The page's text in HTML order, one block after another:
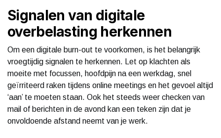
Signalen van digitale
overbelasting herkennen
Om een digitale burn-out te voorkomen, is het belangrijk
vroegtijdig signalen te herkennen. Let op klachten als
moeite met focussen, hoofdpijn na een werkdag, snel
geïrriteerd raken tijdens online meetings en het gevoel altijd
‘aan’ te moeten staan. Ook het steeds weer checken van
mail of berichten in de avond kan een teken zijn dat je
onvoldoende afstand neemt van je werk.